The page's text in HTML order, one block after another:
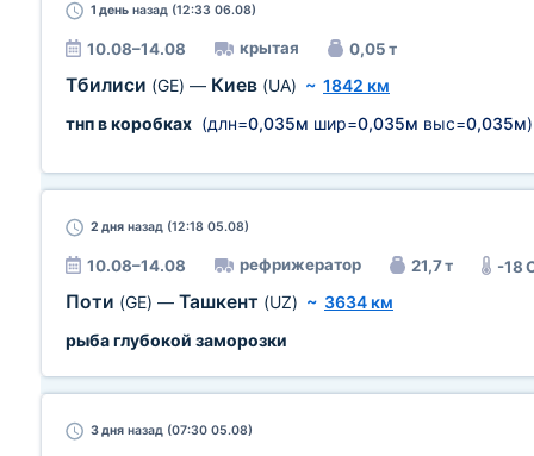
1 день назад (12:33 06.08)
10.08–14.08 крытая 0,05 т
Тбилиси (GE) — Киев (UA) ~ 1842 км
тнп в коробках (длн=0,035м шир=0,035м выс=0,035м)
2 дня назад (12:18 05.08)
10.08–14.08 рефрижератор 21,7 т -18
Поти (GE) — Ташкент (UZ) ~ 3634 км
рыба глубокой заморозки
3 дня назад (07:30 05.08)